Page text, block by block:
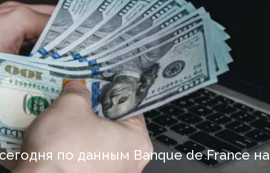
по данным Banque de France на